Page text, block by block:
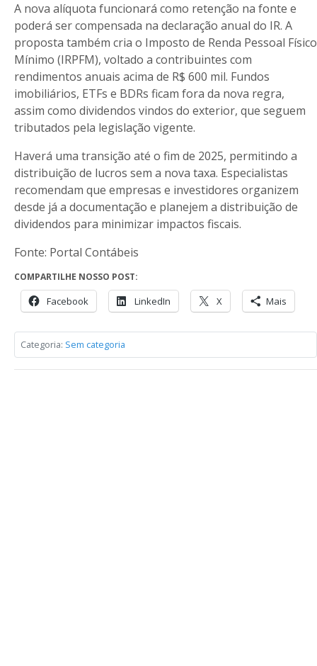
A nova alíquota funcionará como retenção na fonte e
poderá ser compensada na declaração anual do IR. A
proposta também cria o Imposto de Renda Pessoal Físico
Mínimo (IRPFM), voltado a contribuintes com
rendimentos anuais acima de R$ 600 mil. Fundos
imobiliários, ETFs e BDRs ficam fora da nova regra,
assim como dividendos vindos do exterior, que seguem
tributados pela legislação vigente.
Haverá uma transição até o fim de 2025, permitindo a
distribuição de lucros sem a nova taxa. Especialistas
recomendam que empresas e investidores organizem
desde já a documentação e planejem a distribuição de
dividendos para minimizar impactos fiscais.
Fonte: Portal Contábeis
COMPARTILHE NOSSO POST:
Facebook LinkedIn X Mais
Categoria: Sem categoria